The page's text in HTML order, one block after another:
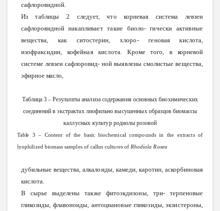
сафлоровидной.
Из
таблицы 2 следует, что корневая система левзеи
сафлоровиднойнакапливает такие биоло-гически активные
вещества,
как ситостерин, хлоро- геновая
кислота,
изофраксидин,
кофейная кислота. Кроме того, в корневой
системе левзеи сафлоровид-ной выявленысмолистыевещества,
эфирное масло,
Таблица 3 – Результатыанализа содержания основных биохимических
соединений вэкстрактах лиофильно высушенных образцов биомассы
каллусных культур родиолы розовой
Table 3 – Content of the basicbiochemical compounds in the extracts of
lyophilized biomass samples of callus cultures of Rhodiola Rosea
дубильные вещества, алкалоиды, камеди, каротин, аскорбиновая
кислота.
В сырье выделены также фитоэкдизоны, три-терпеновые
гликозиды, флавоноиды, антоциановые гликозиды, экзистероны,